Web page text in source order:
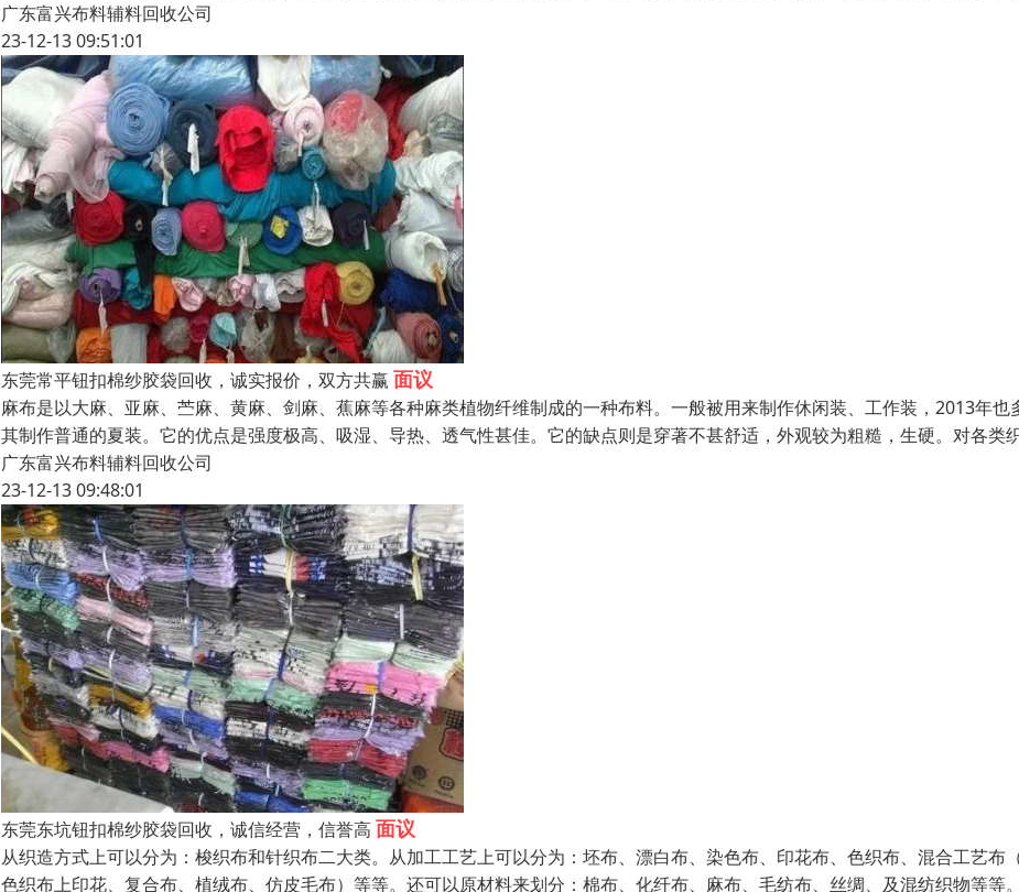
广东富兴布料辅料回收公司
23-12-13 09:51:01
东莞常平钮扣棉纱胶袋回收，诚实报价，双方共赢面议
麻布是以大麻、亚麻、苎麻、黄麻、剑麻、蕉麻等各种麻类植物纤维制成的一种布料。一般被用来制作休闲装、工作装，2013年也
其制作普通的夏装。它的优点是强度极高、吸湿、导热、透气性甚佳。它的缺点则是穿著不甚舒适，外观较为粗糙，生硬。对各类
广东富兴布料辅料回收公司
23-12-13 09:48:01
东莞东坑钮扣棉纱胶袋回收，诚信经营，信誉高 面议
从织造方式上可以分为：梭织布和针织布二大类。从加工工艺上可以分为：坯布、漂白布、染色布、印花布、色织布、混合工艺布
色织布上印花、复合布、植绒布、仿皮毛布）等等。还可以原材料来划分：棉布、化纤布、麻布、毛纺布、丝绸、及混纺织物等等